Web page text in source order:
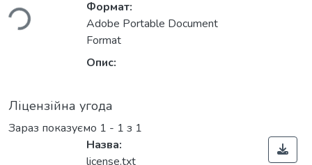
Формат:
Adobe Portable Document
Format
Опис:
Ліцензійна угода
Зараз показуємо 1 - 1 з 1
Назва:
license.txt